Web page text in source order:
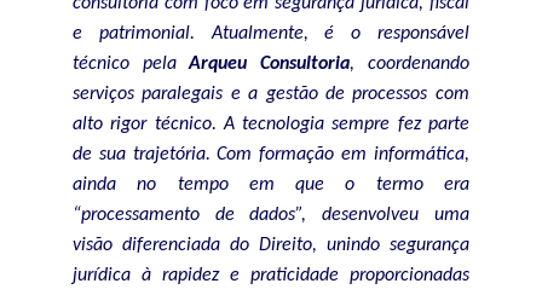
e patrimonial. Atualmente, é o responsável
técnico pelaArqueu Consultoria, coordenando
serviços paralegais e a gestão de processos com
alto rigor técnico. A tecnologia sempre fez parte
de sua trajetória. Com formação em informática,
ainda no tempo em que o termo era
“processamento de dados”, desenvolveu uma
visão diferenciada do Direito, unindo segurança
jurídica à rapidez e praticidade proporcionadas